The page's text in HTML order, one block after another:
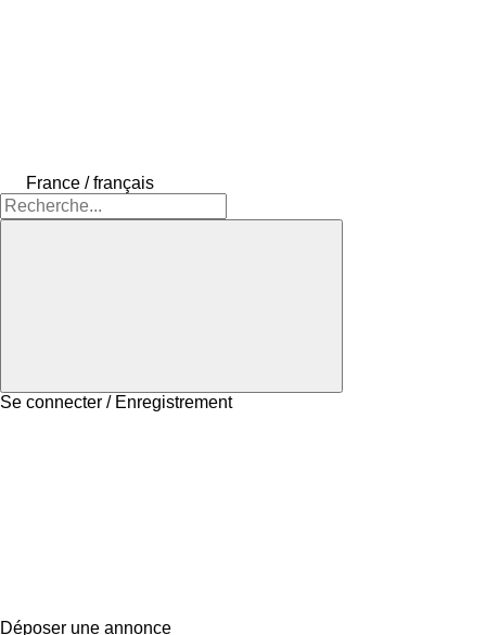
France / français
Se connecter / Enregistrement
Déposer une annonce